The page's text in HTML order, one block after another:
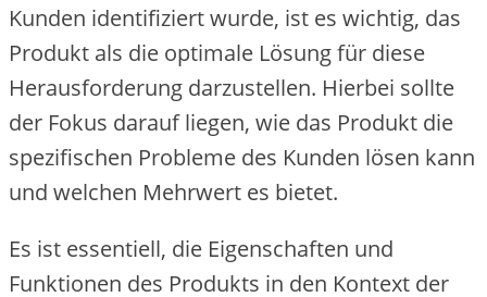
Kunden identifiziert wurde, ist es wichtig, das
Produkt als die optimale Lösung für diese
Herausforderung darzustellen. Hierbei sollte
der Fokus darauf liegen, wie das Produkt die
spezifischen Probleme des Kunden lösen kann
und welchen Mehrwert es bietet.
Es ist essentiell, die Eigenschaften und
Funktionen des Produkts in den Kontext der